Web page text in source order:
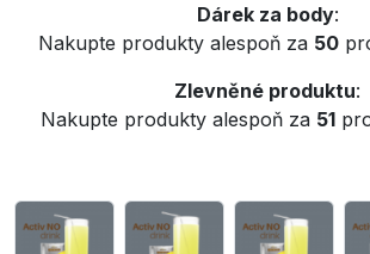
Dárek za body:
Nakupte produkty alespoň za 50
Zlevněné produktu:
Nakupte produkty alespoň za 51